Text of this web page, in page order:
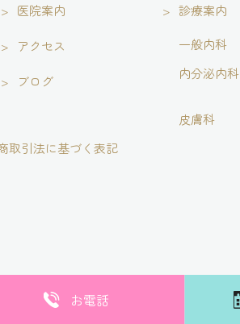
医院案内
アクセス
ブログ
診療案内
一般内科
内分泌内科
皮膚科
取引法に基づく表記
お電話